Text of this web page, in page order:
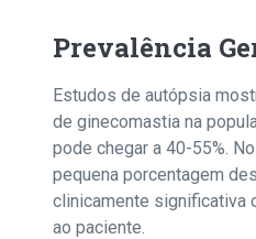
Prevalência
Estudos de autópsia
de ginecomastia na
pode chegar a 40-55%.
pequena porcentagem
clinicamente significativa
ao paciente.